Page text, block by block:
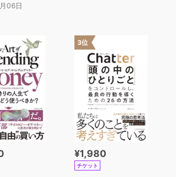
06日
3位
¥1,980
チケット